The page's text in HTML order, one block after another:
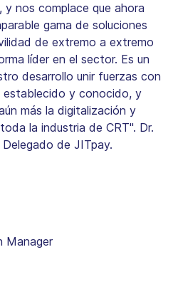
y nos complace que ahora
gama de soluciones
de extremo a extremo
líder en el sector. Es un
desarrollo unir fuerzas con
y conocido, y
más la digitalización y
la industria de CRT". Dr.
de JITpay.
Manager